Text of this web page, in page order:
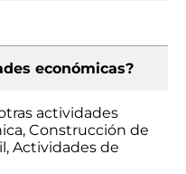
económicas?
actividades
Construcción de
Actividades de